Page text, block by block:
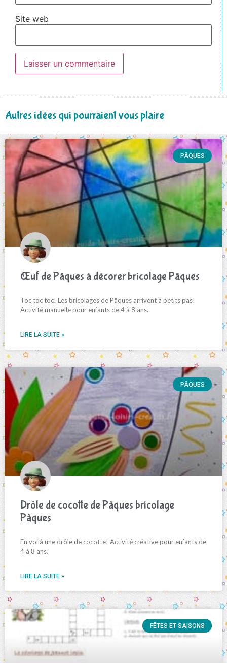
Site web
Autres idées qui pourraient vous plaire
PÂQUES
Œuf de Pâques à décorer bricolage Pâques
Toc toc toc! Les bricolages de Pâques arrivent à petits pas!
Activité manuelle pour enfants de 4 à 8 ans.
LIRE LA SUITE »
PÂQUES
Drôle de cocotte de Pâques bricolage
Pâques
En voilà une drôle de cocotte! Activité créative pour enfants de
4 à 8 ans.
LIRE LA SUITE »
FÊTES ET SAISONS